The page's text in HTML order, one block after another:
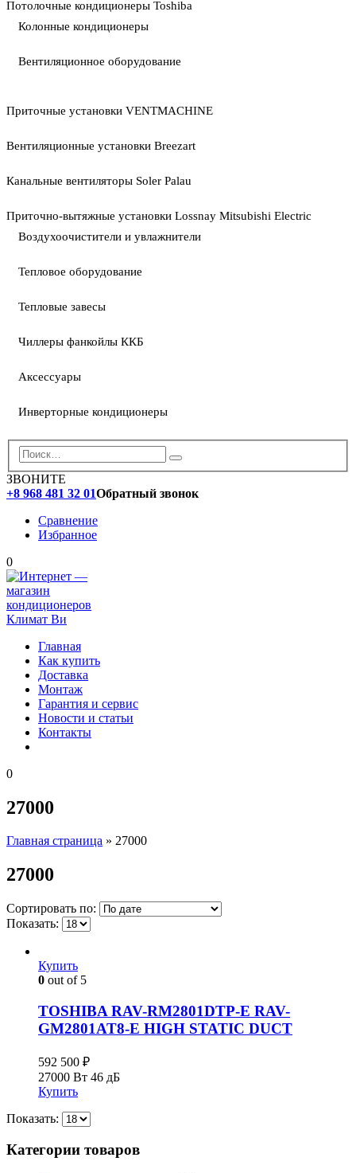
Потолочные кондиционеры Toshiba
Колонные кондиционеры
Вентиляционное оборудование
Приточные установки VENTMACHINE
Вентиляционные установки Breezart
Канальные вентиляторы Soler Palau
Приточно-вытяжные установки Lossnay Mitsubishi Electric
Воздухоочистители и увлажнители
Тепловое оборудование
Тепловые завесы
Чиллеры фанкойлы ККБ
Аксессуары
Инверторные кондиционеры
ЗВОНИТЕ
+8 968 481 32 01Обратный звонок
Сравнение
Избранное
0
Главная
Как купить
Доставка
Монтаж
Гарантия и сервис
Новости и статьи
Контакты
0
27000
Главная страница » 27000
27000
Сортировать по:
Показать:
Купить
0 out of 5
TOSHIBA RAV-RM2801DTP-E RAV-
GM2801AT8-E HIGH STATIC DUCT
592 500 ₽
27000 Вт 46 дБ
Купить
Показать:
Категории товаров